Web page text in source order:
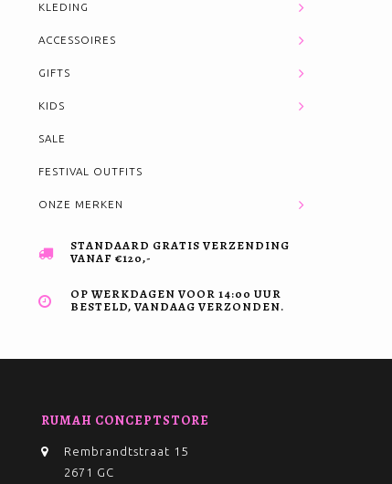
KLEDING
ACCESSOIRES
GIFTS
KIDS
SALE
FESTIVAL OUTFITS
ONZE MERKEN
STANDAARD GRATIS VERZENDING
VANAF €120,-
OP WERKDAGEN VOOR 14:00 UUR
BESTELD, VANDAAG VERZONDEN.
RUMAH CONCEPTSTORE
Rembrandtstraat 15
2671 GC